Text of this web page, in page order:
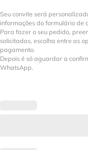
Seu convite será
informações do formulário de
Para fazer o seu pedido,
solicitadas, escolha entre as
pagamento.
Depois é só aguardar a
WhatsApp.